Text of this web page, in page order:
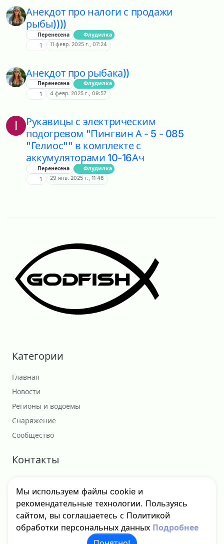
Анекдот про налоги с продажи
рыбы))))
Перенесена Флудилка
1 11 февр. 2025 г., 07:24
Анекдот про рыбака))
Перенесена Флудилка
1 4 февр. 2025 г., 09:57
I
Рукавицы с электрическим
подогревом "Пингвин А - 5 - 085
"Гелиос"" в комплекте с
аккумуляторами 10-16Ач
Перенесена Флудилка
1 29 янв. 2025 г., 11:46
Категории
Главная
Новости
Регионы и водоемы
Снаряжение
Сообщество
Контакты
godfishru@yandex.ru
Мы используем файлы cookie и
рекомендательные технологии. Пользуясь
сайтом, вы соглашаетесь с Политикой
обработки персональных данных Подробнее